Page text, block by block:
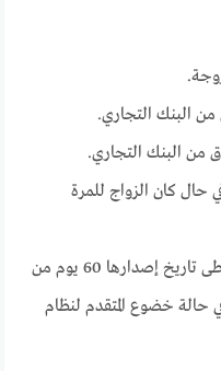
البنك التجاري.
حال كان الزواج للمرة
شهادة مدد وأجور مشترك، لا يتخطى تاريخ إصدارها 60 يوم من
حالة خضوع المتقدم لنظام